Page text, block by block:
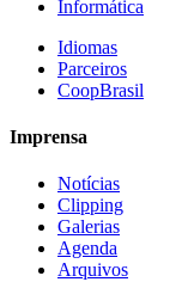
Informática
Idiomas
Parceiros
CoopBrasil
Imprensa
Notícias
Clipping
Galerias
Agenda
Arquivos